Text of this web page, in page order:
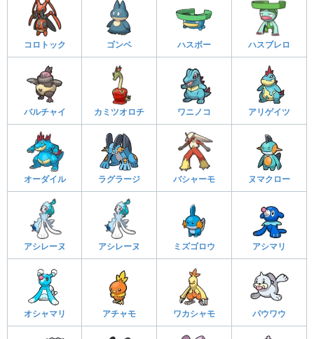
コロトック ゴンベ ハスボー ハスブレロ
バルチャイ カミツオロチ ワニノコ アリゲイツ
オーダイル ラグラージ バシャーモ ヌマクロー
アシレーヌ アシレーヌ ミズゴロウ アシマリ
オシャマリ アチャモ ワカシャモ パウワウ